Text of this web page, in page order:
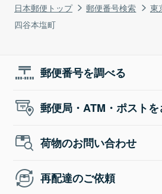
日本郵便トップ 郵便番号検索 東
四谷本塩町
郵便番号を調べる
郵便局・ATM・ポスト
荷物のお問い合わせ
再配達のご依頼